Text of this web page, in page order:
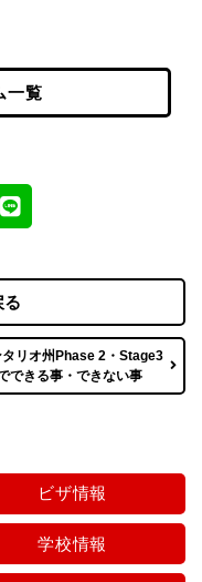
一覧
る
タリオ州Phase 2・Stage3
できる事・できない事
ビザ情報
学校情報